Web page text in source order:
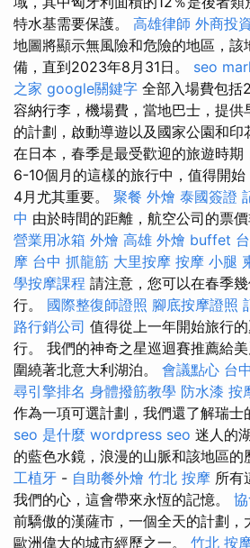
特水基需要保護。 高雄律師 外商投
地圖將顯示無風險和危險的地區，該
備，直到2023年8月31日。 seo
之家 google關鍵字 全部入場費包括
容納行李，機場費，當地巴士，提供
的計劃，啟動導遊以及國家公園和印
在日本，春季是最受歡迎的旅遊時期
6-10個月的這樣的旅行中，值得開
4月尤其重要。 聚餐 外燴 泰國簽證
中 由於時間的距離，航空公司的票價
營業用冰箱 外燴 高雄 外燴 buffet
摩 台中 抓龍筋 大里按摩 按摩 小腿
學按摩課程 請注意，您可以在春季
行。 國際整復師證照 腳底按摩證照
路行銷公司 值得從上一年開始旅行
行。 我們的神奇之星巡迴賽推薦給美
圍繞著北意大利湖泊。 會議點心 台
尋引擎排名 身體撥筋教學 防水漆 按
作為一項可選計劃，我們還了解瑞士
seo 是什麼 wordpress seo 迷人的
的藍色水鏡，浪漫的山脈和該地區的
工植牙 - 自助餐外燴 竹北 按摩 所有
我們的心，這會帶來永恆的記憶。
前驕傲的漢薩市，一個全天的計劃，
歐洲偉大的城市經歷之一。 竹北 按